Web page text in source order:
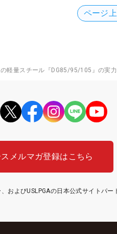
ページ
軽量スチール『DG85/95/105』の実
メルマガ登録はこちら
およびUSLPGAの日本公式サイトパー